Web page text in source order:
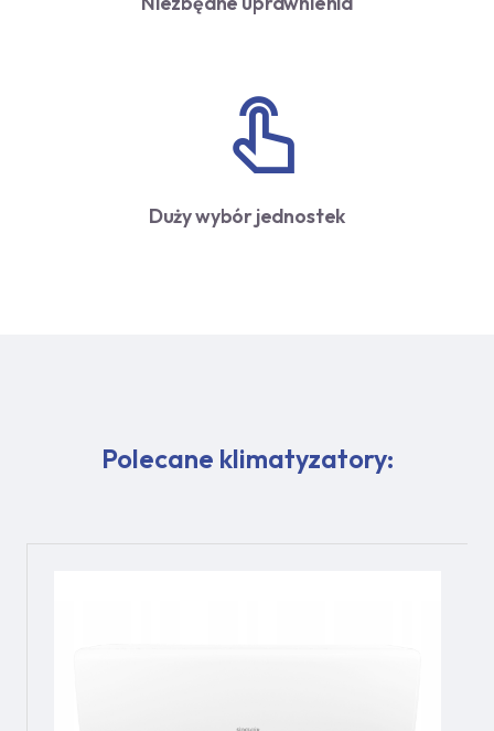
Duży wybór jednostek
Polecane klimatyzatory: